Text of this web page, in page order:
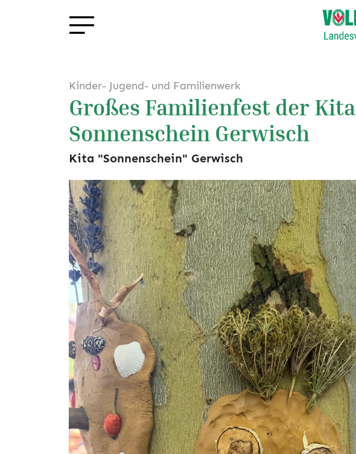
Kinder- Jugend- und Familienwerk
Großes Familienfest der Kita
Sonnenschein Gerwisch
Kita "Sonnenschein" Gerwisch